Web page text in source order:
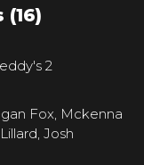
2
Fox, Mckenna
Josh